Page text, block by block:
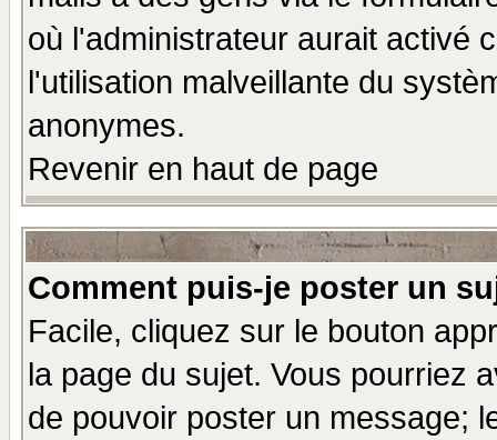
où l'administrateur aurait activé
l'utilisation malveillante du
anonymes.
Revenir en haut de page
Comment puis-je poster un
Facile, cliquez sur le bouton
la page du sujet. Vous pourriez
de pouvoir poster un message;